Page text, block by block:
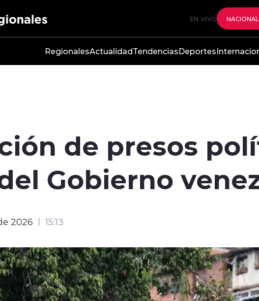
EN VIVO NACIONAL
RegionalesActualidadTendenciasDeportes
de presos
Gobierno
2026 15:13